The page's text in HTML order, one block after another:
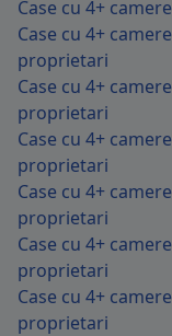
Case cu 4+
Case cu 4+
proprietari
Case cu 4+
proprietari
Case cu 4+
proprietari
Case cu 4+
proprietari
Case cu 4+
proprietari
Case cu 4+
proprietari